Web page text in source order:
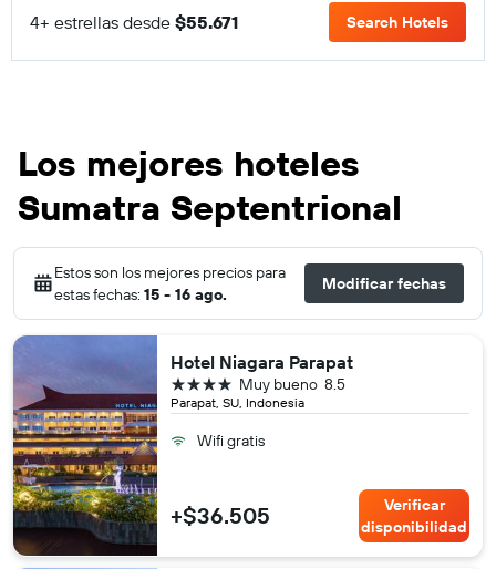
4+ estrellas desde $55.671 Search Hotels
Los mejores hoteles
Sumatra Septentrional
Estos son los mejores precios para
estas fechas: 15 - 16 ago.
Modificar fechas
Hotel Niagara Parapat
Parapat, SU, Indonesia
8.5
Muy bueno
4 estrellas
Wifi gratis
+$36.505
Verificar
disponibilidad